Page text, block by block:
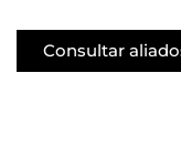
Consultar